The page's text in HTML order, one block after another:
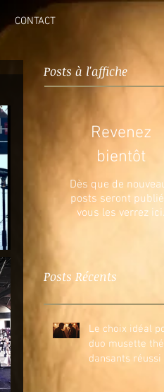
CONTACT
Posts à l'affiche
Revenez
bientôt
Dès que de
posts seront
vous les verrez ici.
Posts Récents
Le choix idéal
duo musette
dansants réussi